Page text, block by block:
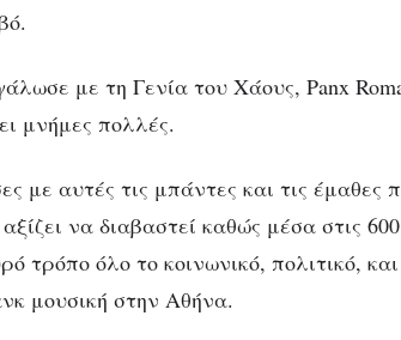
με τη Γενία του Χάους, Panx
μνήμες πολλές.
με αυτές τις μπάντες και τις έμαθες
να διαβαστεί καθώς μέσα στις
τρόπο όλο το κοινωνικό, πολιτικό, και
μουσική στην Αθήνα.